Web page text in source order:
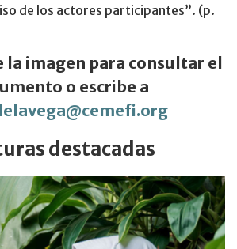
de los actores participantes”. (p.
la imagen para consultar el
o escribe a
destacadas